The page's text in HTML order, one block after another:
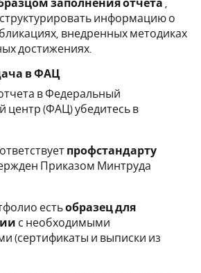
заполнения отчета
информацию о
внедренных методиках
достижениях.
в ФАЦ
в Федеральный
центр (ФАЦ) убедитесь в
профстандарту
Приказом Минтруда
естьобразец для
с необходимыми
(сертификаты и выписки из